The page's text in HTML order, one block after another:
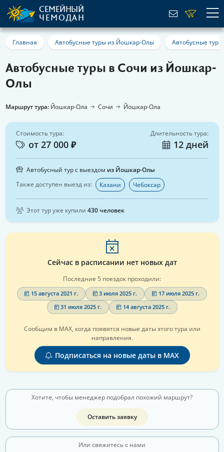
СЕМЕЙНЫЙ
ЧЕМОДАН
Главная Автобусные туры из Йошкар-Олы Автобусные
Автобусные туры в Сочи из Йошкар-
Олы
Маршрут тура: Йошкар-Ола Сочи Йошкар-Ола
Сейчас в расписании нет новых дат
Последние 5 поездок проходили:
15 августа 2021 г. 3 июля 2025 г.
17 июля 2025 г.
31 июля 2025 г.
14 августа 2025 г.
Сообщим в MAX, когда появятся новые даты этого тура или
направления.
Подписаться на новые даты в MAX
Хотите, чтобы менеджер подобрал похожий маршрут?
Оставить заявку
Или свяжитесь с нами
Стоимость тура:
от 27 000 ₽
Длительность тура:
12 дней
Автобусный тур с выездом из Йошкар-Олы
Также доступен выезд из:
Казани Чебоксар
Этот тур уже купили 430 человек